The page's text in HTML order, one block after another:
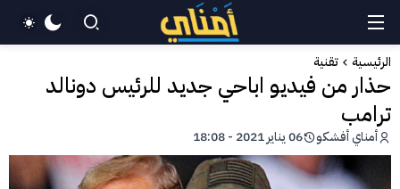
الرئيسية تقنية
حذار من فيديو اباحي جديد للرئيس دونالد
ترامب
أمناي أفشكو 06 يناير 2021 - 18:08